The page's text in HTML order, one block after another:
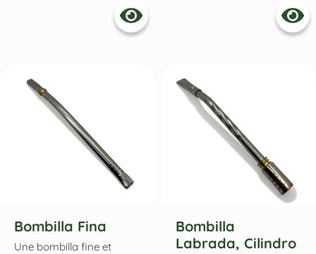
Bombilla Fina
Une bombilla fine et
Bombilla
Labrada, Cilindro